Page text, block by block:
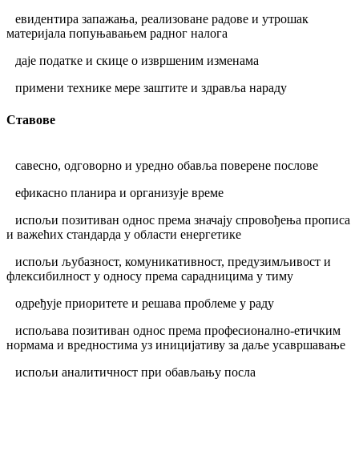
евидентира запажања, реализоване радове и утрошак
материјала попуњавањем радног налога
даје податке и скице о извршеним изменама
примени технике мере заштите и здравља нараду
Ставове
савесно, одговорно и уредно обавља поверене послове
ефикасно планира и организује време
испољи позитиван однос према значају спровођења прописа
и важећих стандарда у области енергетике
испољи љубазност, комуникативност, предузимљивост и
флексибилност у односу према сарадницима у тиму
одређује приоритете и решава проблеме у раду
испољава позитиван однос према професионално-етичким
нормама и вредностима уз иницијативу за даље усавршавање
испољи аналитичност при обављању посла